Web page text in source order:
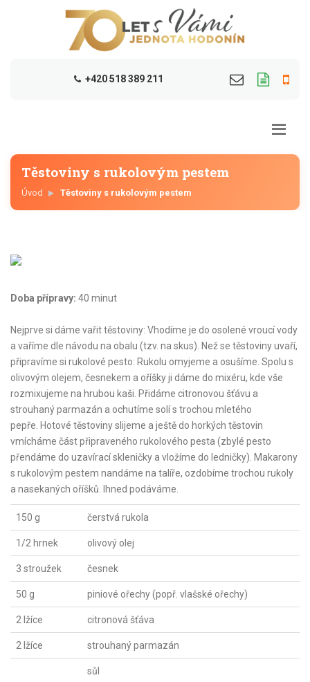
+420 518 389 211
Těstoviny s rukolovým pestem
Úvod Těstoviny s rukolovým pestem
Doba přípravy: 40 minut
Nejprve si dáme vařit těstoviny: Vhodíme je do osolené vroucí vody
a vaříme dle návodu na obalu (tzv. na skus). Než se těstoviny uvaří,
připravíme si rukolové pesto: Rukolu omyjeme a osušíme. Spolu s
olivovým olejem, česnekem a oříšky ji dáme do mixéru, kde vše
rozmixujeme na hrubou kaši. Přidáme citronovou šťávu a
strouhaný parmazán a ochutíme solí s trochou mletého
pepře. Hotové těstoviny slijeme a ještě do horkých těstovin
vmícháme část připraveného rukolového pesta (zbylé pesto
přendáme do uzavírací skleničky a vložíme do ledničky). Makarony
s rukolovým pestem nandáme na talíře, ozdobíme trochou rukoly
a nasekaných oříšků. Ihned podáváme.
150 g čerstvá rukola
1/2 hrnek olivový olej
3 stroužek česnek
50 g piniové ořechy (popř. vlašské ořechy)
2 lžíce citronová šťáva
2 lžíce strouhaný parmazán
sůl